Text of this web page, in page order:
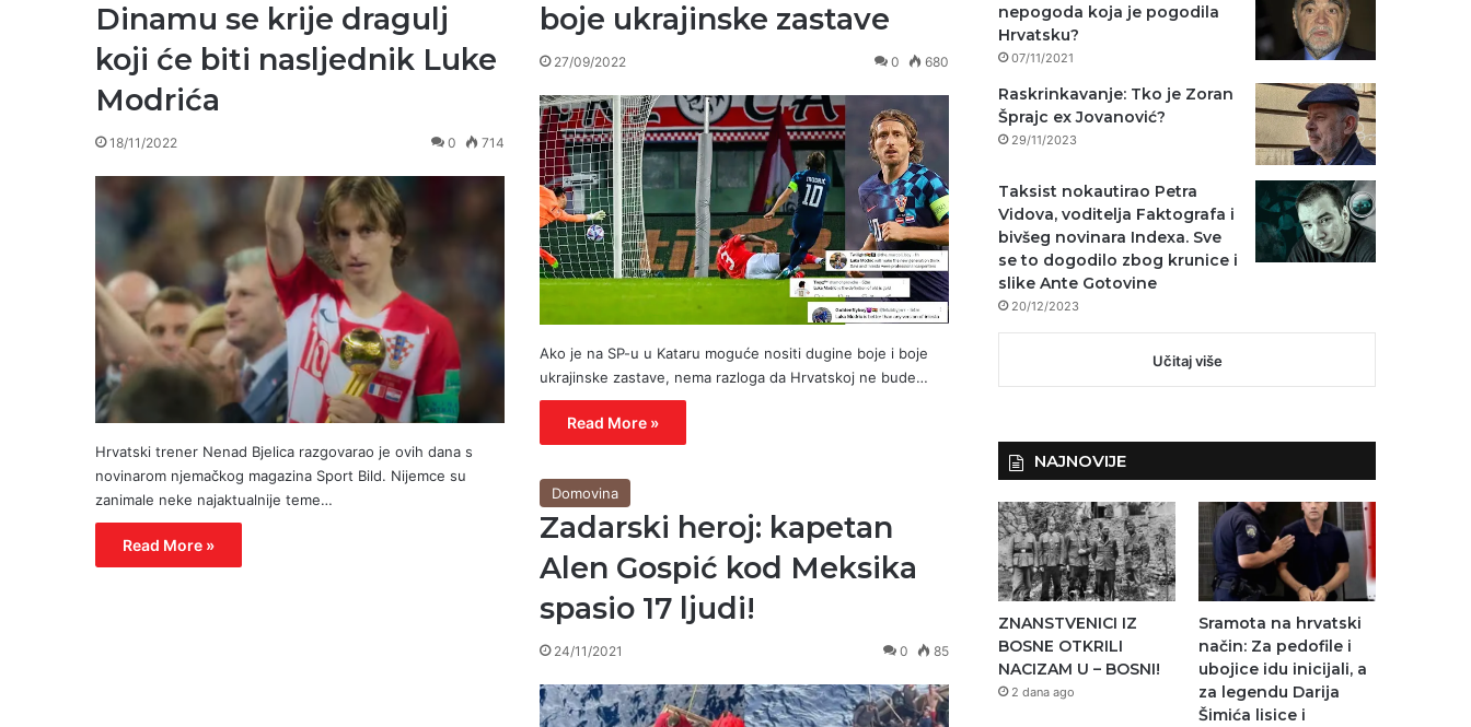
Dinamu se krije dragulj
koji će biti nasljednik Luke
Modrića
18/11/2022 0 714
Hrvatski trener Nenad Bjelica razgovarao je ovih dana s
novinarom njemačkog magazina Sport Bild. Nijemce su
zanimale neke najaktualnije teme…
Read More »
boje ukrajinske zastave
27/09/2022 0 680
Ako je na SP-u u Kataru moguće nositi dugine boje i boje
ukrajinske zastave, nema razloga da Hrvatskoj ne bude…
Read More »
Domovina
Zadarski heroj: kapetan
Alen Gospić kod Meksika
spasio 17 ljudi!
24/11/2021 0 85
nepogoda koja je pogodila
Hrvatsku?
07/11/2021
Raskrinkavanje: Tko je Zoran
Šprajc ex Jovanović?
29/11/2023
Taksist nokautirao Petra
Vidova, voditelja Faktografa i
bivšeg novinara Indexa. Sve
se to dogodilo zbog krunice i
slike Ante Gotovine
20/12/2023
Učitaj više
NAJNOVIJE
ZNANSTVENICI IZ
BOSNE OTKRILI
NACIZAM U – BOSNI!
2 dana ago
Sramota na hrvatski
način: Za pedofile i
ubojice idu inicijali, a
za legendu Darija
Šimića lisice i